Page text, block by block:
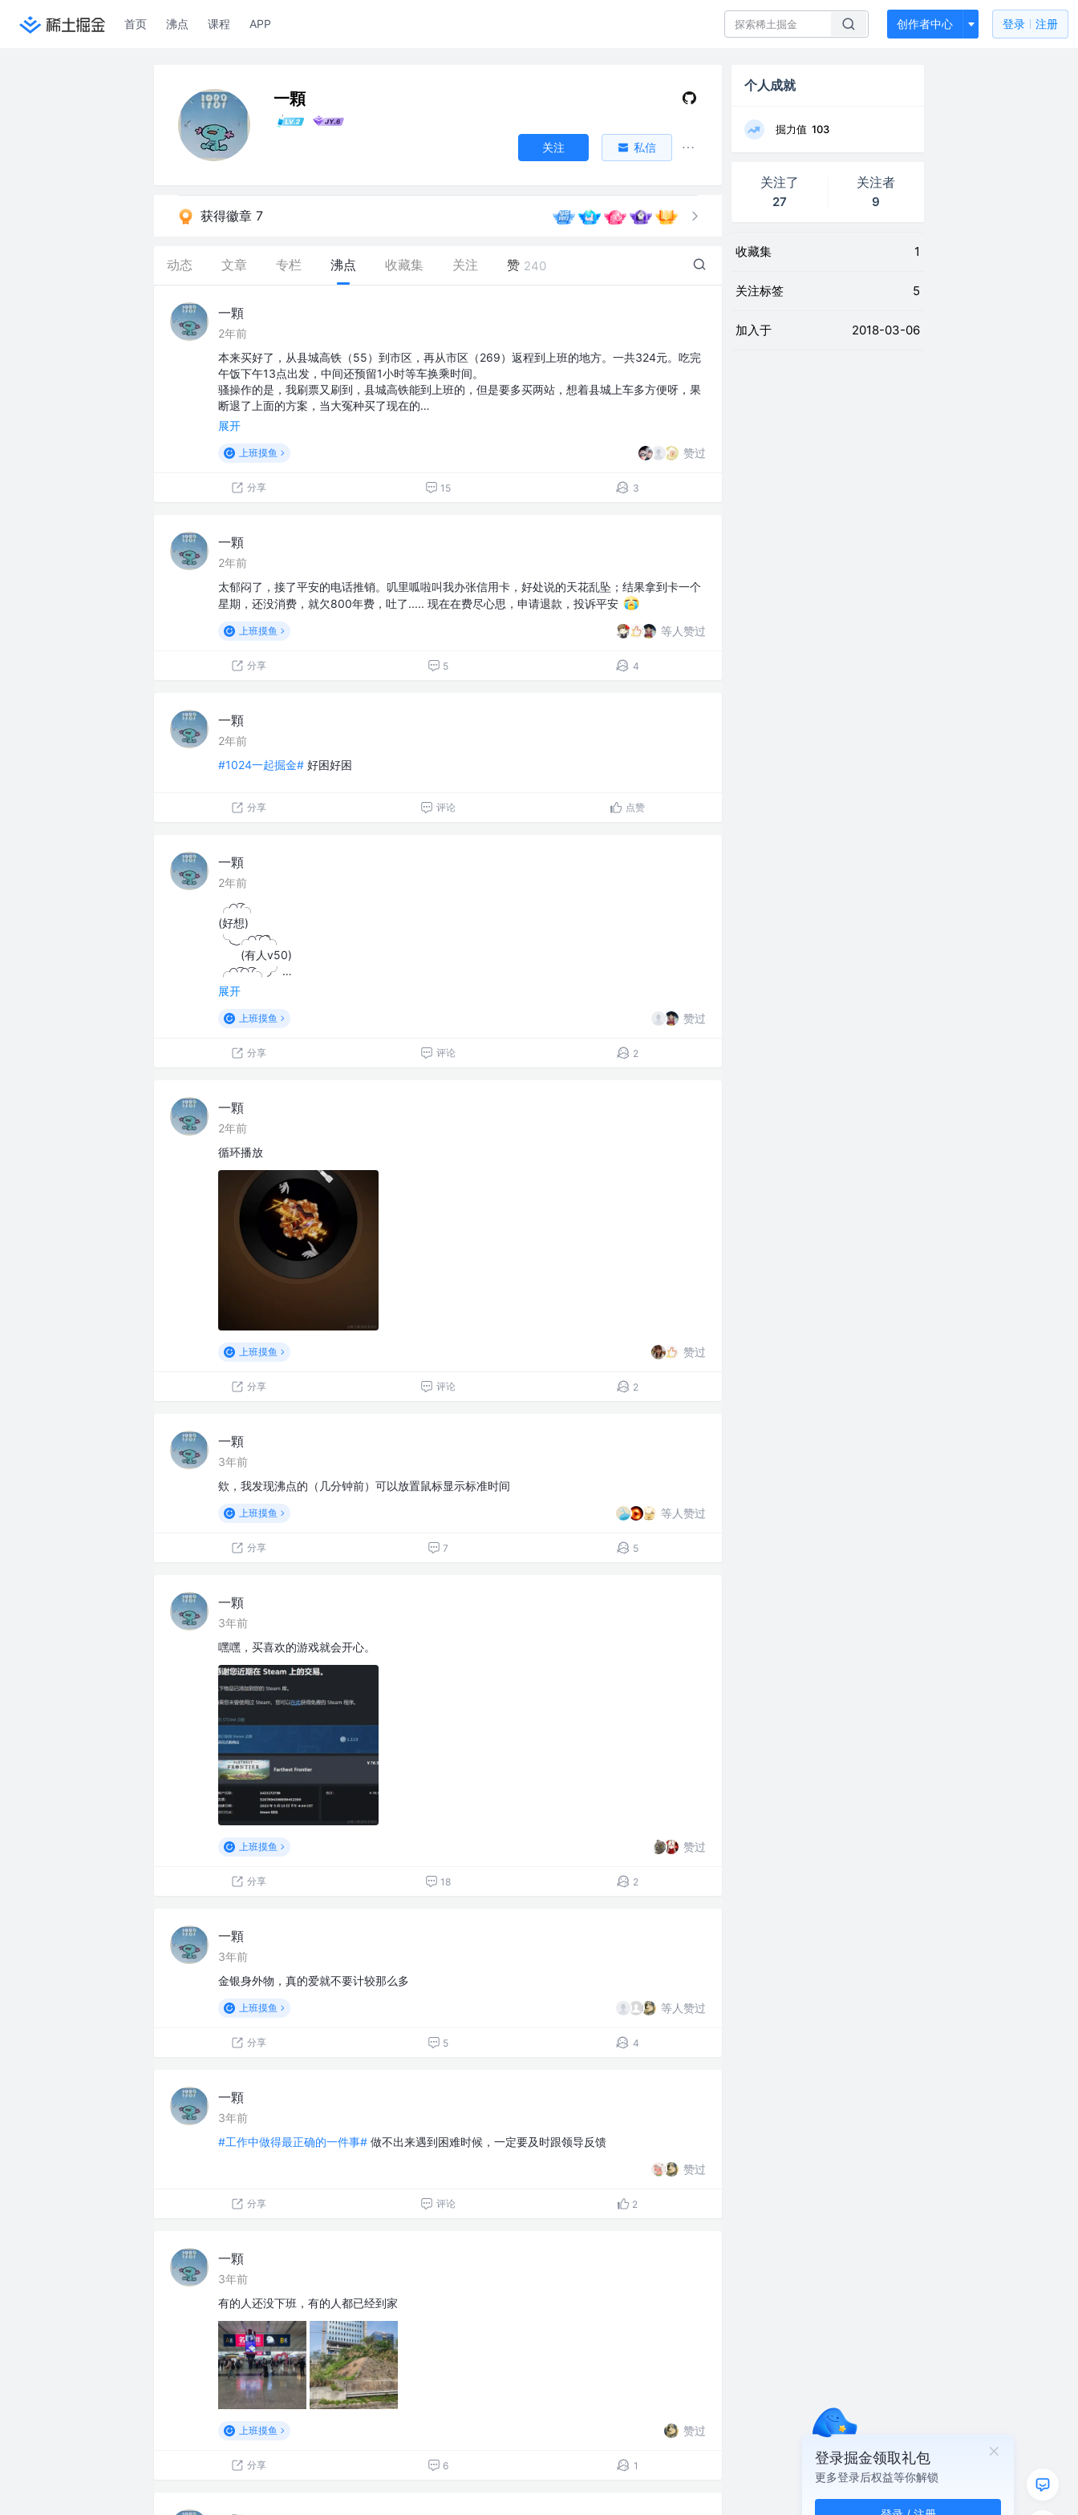
首页 沸点 课程 APP 创作者中心 登录 注册
一顆
关注 私信
获得徽章 7
动态 文章 专栏 沸点 收藏集 关注 赞 240
一顆
2年前
本来买好了，从县城高铁（55）到市区，再从市区（269）返程到上班的地方。一共324元。吃完
午饭下午13点出发，中间还预留1小时等车换乘时间。
骚操作的是，我刷票又刷到，县城高铁能到上班的，但是要多买两站，想着县城上车多方便呀，果
断退了上面的方案，当大冤种买了现在的…
展开
上班摸鱼 赞过
分享 15 3
一顆
2年前
太郁闷了，接了平安的电话推销。叽里呱啦叫我办张信用卡，好处说的天花乱坠；结果拿到卡一个
星期，还没消费，就欠800年费，吐了..... 现在在费尽心思，申请退款，投诉平安
上班摸鱼 等人赞过
分享 5 4
一顆
2年前
#1024一起掘金# 好困好困
分享 评论 点赞
一顆
2年前
╭◜◝ ͡◜╮
(好想)
╰◟ ͜╭◜◝ ͡◜ ͡◝╮
(有人v50)
╭◜◝ ͡◜◝ ͡◜╮◞╯…
展开
上班摸鱼 赞过
分享 评论 2
一顆
2年前
循环播放
上班摸鱼 赞过
分享 评论 2
一顆
3年前
欸，我发现沸点的（几分钟前）可以放置鼠标显示标准时间
上班摸鱼 等人赞过
分享 7 5
一顆
3年前
嘿嘿，买喜欢的游戏就会开心。
上班摸鱼 赞过
分享 18 2
一顆
3年前
金银身外物，真的爱就不要计较那么多
上班摸鱼 等人赞过
分享 5 4
一顆
3年前
#工作中做得最正确的一件事# 做不出来遇到困难时候，一定要及时跟领导反馈
赞过
分享 评论 2
一顆
3年前
有的人还没下班，有的人都已经到家
上班摸鱼 赞过
分享 6 1
个人成就
掘力值 103
关注了
27
关注者
9
收藏集 1
关注标签 5
加入于 2018-03-06
登录掘金领取礼包
更多登录后权益等你解锁